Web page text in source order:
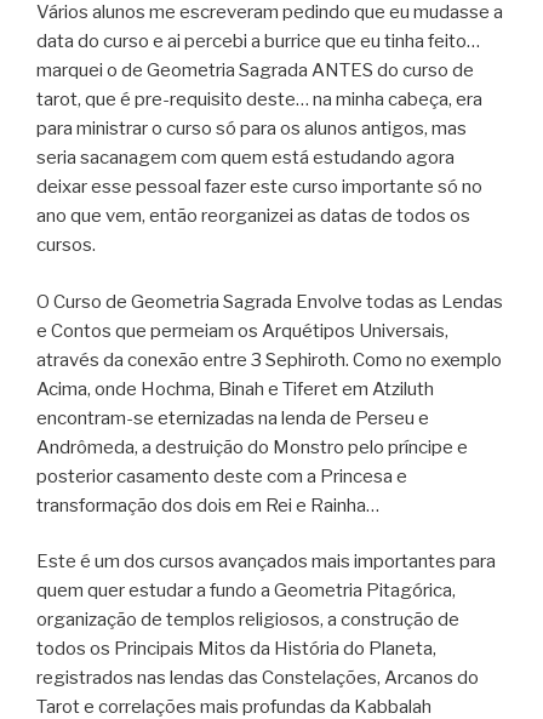
Vários alunos me escreveram pedindo que eu mudasse a
data do curso e ai percebi a burrice que eu tinha feito…
marquei o de Geometria Sagrada ANTES do curso de
tarot, que é pre-requisito deste… na minha cabeça, era
para ministrar o curso só para os alunos antigos, mas
seria sacanagem com quem está estudando agora
deixar esse pessoal fazer este curso importante só no
ano que vem, então reorganizei as datas de todos os
cursos.
O Curso de Geometria Sagrada Envolve todas as Lendas
e Contos que permeiam os Arquétipos Universais,
através da conexão entre 3 Sephiroth. Como no exemplo
Acima, onde Hochma, Binah e Tiferet em Atziluth
encontram-se eternizadas na lenda de Perseu e
Andrômeda, a destruição do Monstro pelo príncipe e
posterior casamento deste com a Princesa e
transformação dos dois em Rei e Rainha…
Este é um dos cursos avançados mais importantes para
quem quer estudar a fundo a Geometria Pitagórica,
organização de templos religiosos, a construção de
todos os Principais Mitos da História do Planeta,
registrados nas lendas das Constelações, Arcanos do
Tarot e correlações mais profundas da Kabbalah